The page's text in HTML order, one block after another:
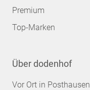
Premium
Top-Marken
Über dodenhof
Vor Ort in Posthausen